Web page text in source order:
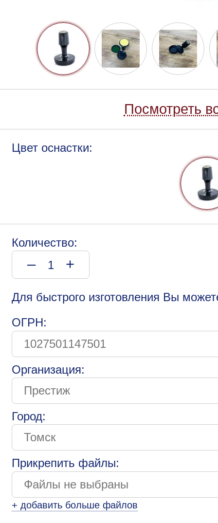
Посмотреть
Цвет оснастки:
Количество:
– +
Для быстрого изготовления Вы
ОГРН:
Организация:
Город:
Прикрепить файлы:
+ добавить больше файлов